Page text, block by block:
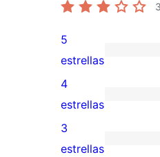
6
valoraciones
de
5
estrellas
5
estrellas
0
valoraciones
de
4
estrellas
2
3
estrellas